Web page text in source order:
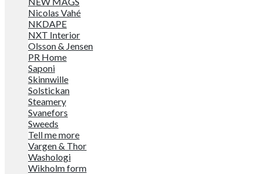
Nicolas Vahé
NKDAPE
NXT Interior
Olsson & Jensen
PR Home
Saponi
Skinnwille
Solstickan
Steamery
Svanefors
Sweeds
Tell me more
Vargen & Thor
Washologi
Wikholm form